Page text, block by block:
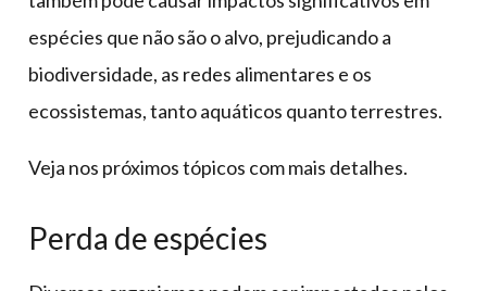
espécies que não são o alvo, prejudicando a
biodiversidade, as redes alimentares e os
ecossistemas, tanto aquáticos quanto terrestres.
Veja nos próximos tópicos com mais detalhes.
Perda de espécies